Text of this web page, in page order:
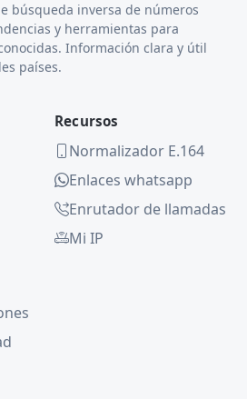
búsqueda inversa de números
y herramientas para
Información clara y útil
países.
Recursos
Normalizador E.164
Enlaces whatsapp
Enrutador de llamadas
Mi IP